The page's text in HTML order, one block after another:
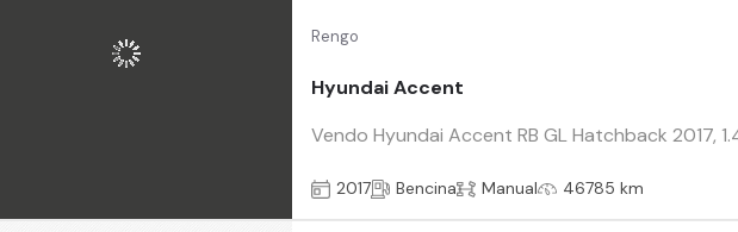
Rengo
Hyundai Accent
Vendo Hyundai Accent RB GL Hatchback 2017,
2017 Bencina Manual 46785 km